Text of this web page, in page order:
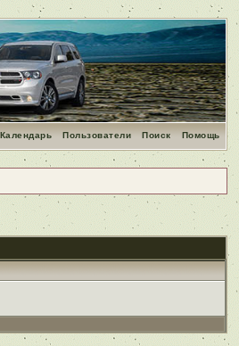
Помощь
Поиск
Пользователи
Календарь